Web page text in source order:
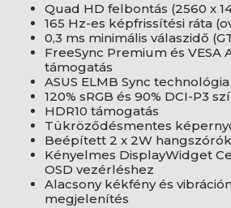
Quad HD felbontás (2560 x
165 Hz-es képfrissítési ráta
0,3 ms minimális válaszidő
FreeSync Premium és VESA
támogatás
ASUS ELMB Sync technológia
120% sRGB és 90% DCI-P3
HDR10 támogatás
Tükröződésmentes
Beépített 2 x 2W hangszórók
Kényelmes DisplayWidget
OSD vezérléshez
Alacsony kékfény és
megjelenítés